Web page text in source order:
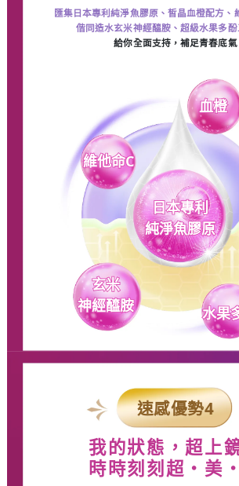
匯集日本專利純淨魚膠原、皙晶血橙配方、
偕同造水玄米神經醯胺、超級水果多
給你全面支持，補足青春底氣
血橙
維他命C
日本專利
純淨魚膠原
玄米
神經醯胺
水果
速感優勢4
我的狀態，超上
時時刻刻超・美